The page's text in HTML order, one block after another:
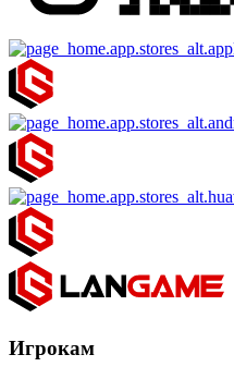
Игрокам